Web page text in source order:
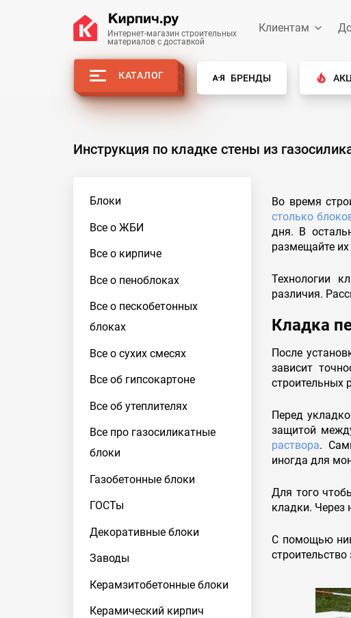
Интернет-магазин строительных
материалов с доставкой
Клиентам
КАТАЛОГ БРЕНДЫ
Инструкция по кладке стены из
Блоки
Все о ЖБИ
Все о кирпиче
Все о пеноблоках
Все о пескобетонных
блоках
Все о сухих смесях
Все об гипсокартоне
Все об утеплителях
Все про газосиликатные
блоки
Газобетонные блоки
ГОСТы
Декоративные блоки
Заводы
Керамзитобетонные блоки
Керамический кирпич
Во время
столько
дня. В
размещайте
Технологии
различия.
Кладка
После
зависит
строительных
Перед
защитой
раствора.
иногда для
Для того
кладки. Через
С помощью